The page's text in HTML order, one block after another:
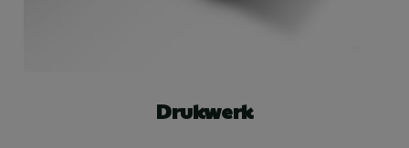
Drukwerk